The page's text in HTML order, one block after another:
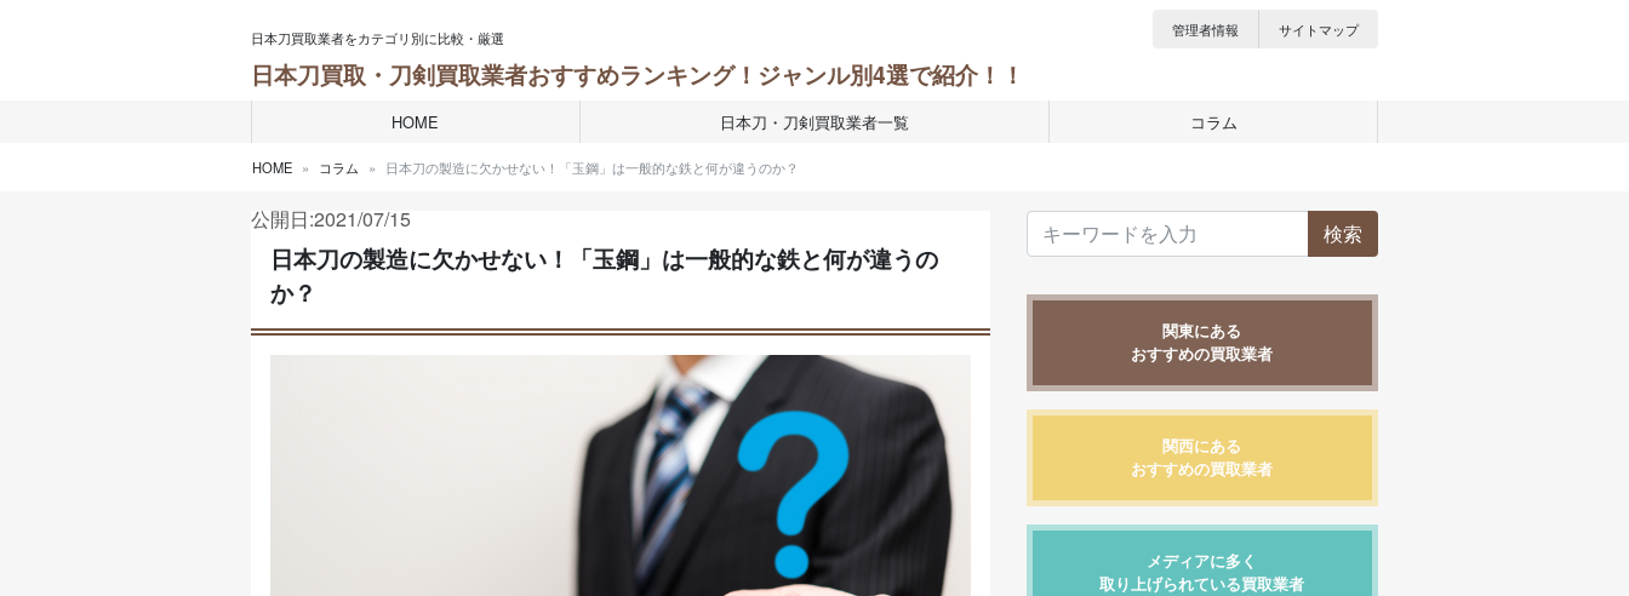
日本刀買取業者をカテゴリ別に比較・厳選 管理者情報 サイトマップ
日本刀買取・刀剣買取業者おすすめランキング！ジャンル別4選で紹介！！
HOME 日本刀・刀剣買取業者一覧 コラム
HOME コラム 日本刀の製造に欠かせない！「玉鋼」は一般的な鉄と何が違うのか？
公開日:2021/07/15
日本刀の製造に欠かせない！「玉鋼」は一般的な鉄と何が違うの
か？
検索
関東にある
おすすめの買取業者
関西にある
おすすめの買取業者
メディアに多く
取り上げられている買取業者